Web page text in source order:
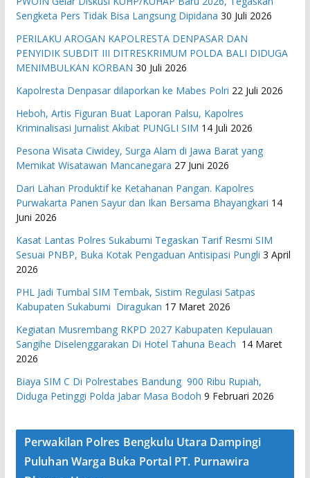
Sengketa Pers Tidak Bisa Langsung Dipidana 30 Juli 2026
PERILAKU AROGAN KAPOLRESTA DENPASAR DAN
PENYIDIK SUBDIT III DITRESKRIMUM POLDA BALI DIDUGA
MENIMBULKAN KORBAN 30 Juli 2026
Kapolresta Denpasar dilaporkan ke Mabes Polri 22 Juli 2026
Heboh, Artis Figuran Buat Laporan Palsu, Kapolres
Kriminalisasi Jurnalist Akibat PUNGLI SIM 14 Juli 2026
Pesona Wisata Ciwidey, Surga Alam di Jawa Barat yang
Memikat Wisatawan Mancanegara 27 Juni 2026
Dari Lahan Produktif ke Ketahanan Pangan. Kapolres
Purwakarta Panen Sayur dan Ikan Bersama Bhayangkari 14
Juni 2026
Kasat Lantas Polres Sukabumi Tegaskan Tarif Resmi SIM
Sesuai PNBP, Buka Kotak Pengaduan Antisipasi Pungli 3 April
2026
PHL Jadi Tumbal SIM Tembak, Sistim Regulasi Satpas
Kabupaten Sukabumi Diragukan 17 Maret 2026
Kegiatan Musrembang RKPD 2027 ​Kabupaten Kepulauan
Sangihe Diselenggarakan Di Hotel Tahuna Beach 14 Maret
2026
Biaya SIM C Di Polrestabes Bandung 900 Ribu Rupiah,
Diduga Petinggi Polda Jabar Masa Bodoh 9 Februari 2026
Perwakilan Polres Bengkulu Utara Dampingi
Puluhan Warga Buka Portal PT. Purnawira